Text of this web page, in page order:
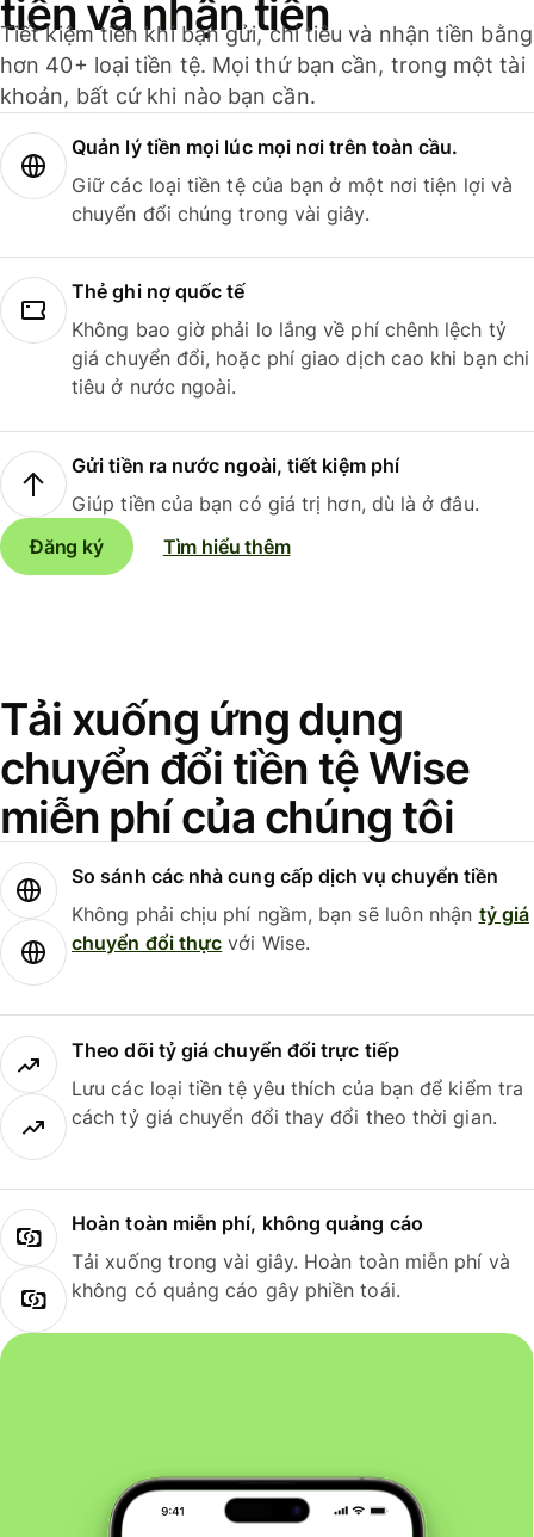
tiền và nhận tiền
Tiết kiệm tiền khi bạn gửi, chi tiêu và nhận tiền bằng
hơn 40+ loại tiền tệ. Mọi thứ bạn cần, trong một tài
khoản, bất cứ khi nào bạn cần.
Quản lý tiền mọi lúc mọi nơi trên toàn cầu.
Giữ các loại tiền tệ của bạn ở một nơi tiện lợi và
chuyển đổi chúng trong vài giây.
Thẻ ghi nợ quốc tế
Không bao giờ phải lo lắng về phí chênh lệch tỷ
giá chuyển đổi, hoặc phí giao dịch cao khi bạn chi
tiêu ở nước ngoài.
Gửi tiền ra nước ngoài, tiết kiệm phí
Giúp tiền của bạn có giá trị hơn, dù là ở đâu.
Đăng ký
Tìm hiểu thêm
Tải xuống ứng dụng
chuyển đổi tiền tệ Wise
miễn phí của chúng tôi
So sánh các nhà cung cấp dịch vụ chuyển tiền
Không phải chịu phí ngầm, bạn sẽ luôn nhận tỷ giá
chuyển đổi thực với Wise.
Theo dõi tỷ giá chuyển đổi trực tiếp
Lưu các loại tiền tệ yêu thích của bạn để kiểm tra
cách tỷ giá chuyển đổi thay đổi theo thời gian.
Hoàn toàn miễn phí, không quảng cáo
Tải xuống trong vài giây. Hoàn toàn miễn phí và
không có quảng cáo gây phiền toái.